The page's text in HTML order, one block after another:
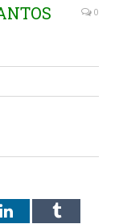
0
LinkedInTumblr